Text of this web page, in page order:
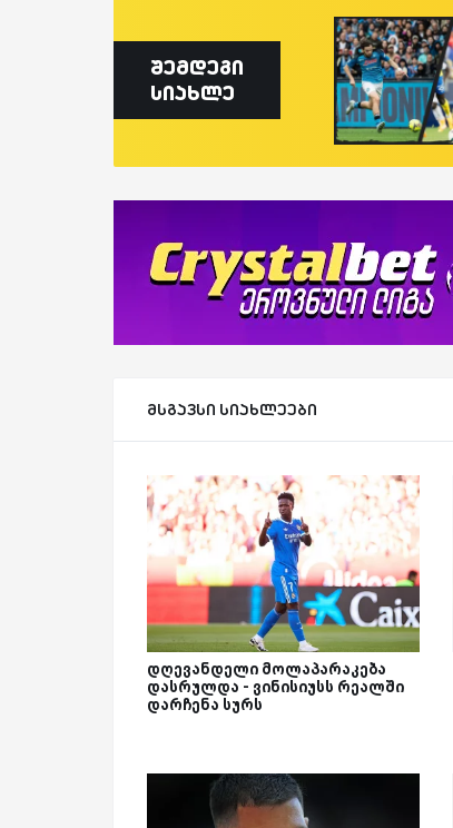
შემდეგი
სიახლე
მსგავსი სიახლეები
დღევანდელი მოლაპარაკება
დასრულდა - ვინისიუსს რეალში
დარჩენა სურს